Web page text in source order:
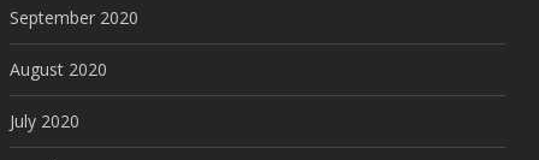
September 2020
August 2020
July 2020